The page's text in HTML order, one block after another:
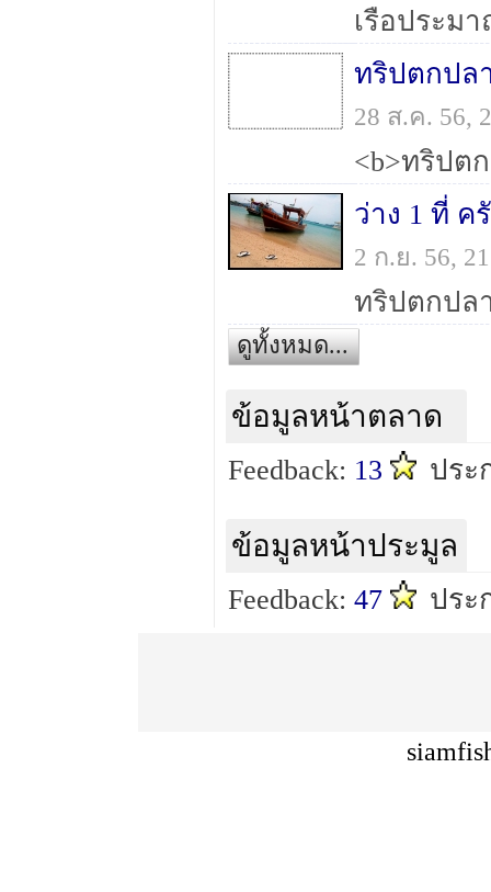
เรือประม
28 ส.ค. 56,
2 ก.ย. 56,
ดูทั้งหมด...
ข้อมูลหน้าตลาด
Feedback: 13 ปร
ข้อมูลหน้าประมูล
Feedback: 47 ปร